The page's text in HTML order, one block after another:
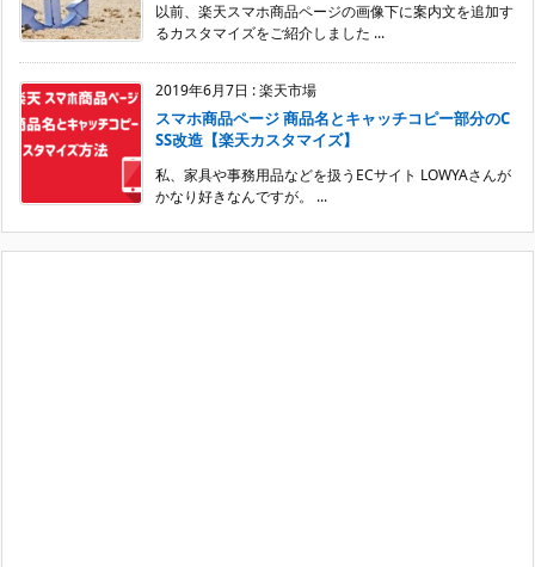
以前、楽天スマホ商品ページの画像下に案内文を追加す
るカスタマイズをご紹介しました ...
2019年6月7日 :楽天市場
スマホ商品ページ 商品名とキャッチコピー部分のC
SS改造【楽天カスタマイズ】
私、家具や事務用品などを扱うECサイト LOWYAさんが
かなり好きなんですが。 ...